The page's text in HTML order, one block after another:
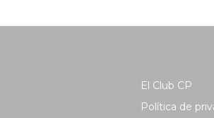
El Club CP
Política de